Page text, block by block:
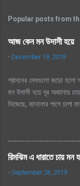
Popular posts from
আজ কেন মন উদাসী হয়ে
-December 19, 2019
শ্রাবনের মেঘগুলো জড়ো হলো
মন উদাসী হয়ে দূর অজানায়
ভিজেছে, জানালার পাশে চাপা
হাসের জলকেলী পথিকের
হারাতে, শ্রাবনের মেঘগুলো
কেন মন উদাসী হয়ে দূর অজানায়
রিমঝিম এ ধারাতে চায় মন
-September 26, 2019